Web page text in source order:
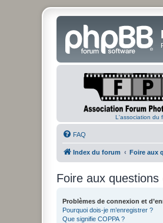
L'association du
FAQ
Index du forum Foire aux
Foire aux
Problèmes de connexion et
Pourquoi dois-je m’enregistrer ?
Que signifie COPPA ?